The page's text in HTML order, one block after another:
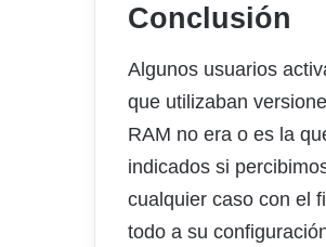
Conclusión
Algunos usuarios
que utilizaban
RAM no era o es la
indicados si
cualquier caso con el
todo a su